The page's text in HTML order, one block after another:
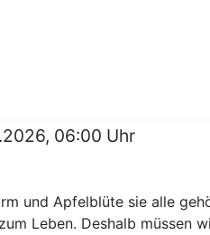
06:00 Uhr
und Apfelblüte sie alle
Leben. Deshalb müssen